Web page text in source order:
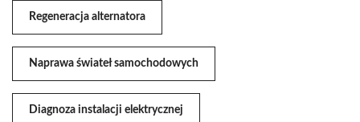
Regeneracja alternatora
Naprawa świateł samochodowych
Diagnoza instalacji elektrycznej